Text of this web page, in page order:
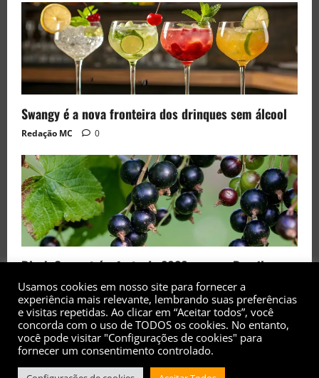
Swangy é a nova fronteira dos drinques sem álcool
Redação MC 0
Black Currant é a fruta de 2026 rara no Brasil
Redação MC 0
Usamos cookies em nosso site para fornecer a
experiência mais relevante, lembrando suas preferências
e visitas repetidas. Ao clicar em “Aceitar todos”, você
concorda com o uso de TODOS os cookies. No entanto,
você pode visitar "Configurações de cookies" para
fornecer um consentimento controlado.